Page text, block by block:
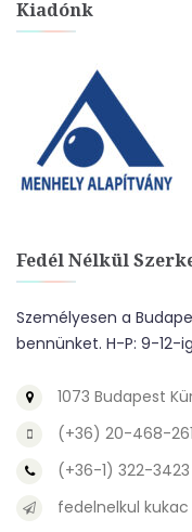
Kiadónk
Fedél Nélkül
Személyesen a
bennünket. H-P: 9-12-ig
1073 Budapest
(+36) 20-468-
(+36-1) 322-3423
fedelnelkul